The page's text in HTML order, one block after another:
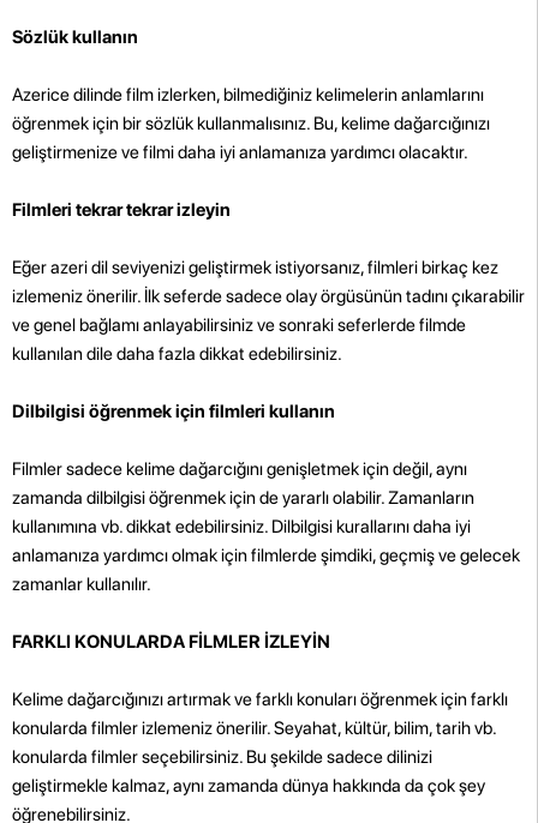
Sözlük kullanın
Azerice dilinde film izlerken, bilmediğiniz kelimelerin anlamlarını
öğrenmek için bir sözlük kullanmalısınız. Bu, kelime dağarcığınızı
geliştirmenize ve filmi daha iyi anlamanıza yardımcı olacaktır.
Filmleri tekrar tekrar izleyin
Eğer azeri dil seviyenizi geliştirmek istiyorsanız, filmleri birkaç kez
izlemeniz önerilir. İlk seferde sadece olay örgüsünün tadını çıkarabilir
ve genel bağlamı anlayabilirsiniz ve sonraki seferlerde filmde
kullanılan dile daha fazla dikkat edebilirsiniz.
Dilbilgisi öğrenmek için filmleri kullanın
Filmler sadece kelime dağarcığını genişletmek için değil, aynı
zamanda dilbilgisi öğrenmek için de yararlı olabilir. Zamanların
kullanımına vb. dikkat edebilirsiniz. Dilbilgisi kurallarını daha iyi
anlamanıza yardımcı olmak için filmlerde şimdiki, geçmiş ve gelecek
zamanlar kullanılır.
FARKLI KONULARDA FİLMLER İZLEYİN
Kelime dağarcığınızı artırmak ve farklı konuları öğrenmek için farklı
konularda filmler izlemeniz önerilir. Seyahat, kültür, bilim, tarih vb.
konularda filmler seçebilirsiniz. Bu şekilde sadece dilinizi
geliştirmekle kalmaz, aynı zamanda dünya hakkında da çok şey
öğrenebilirsiniz.